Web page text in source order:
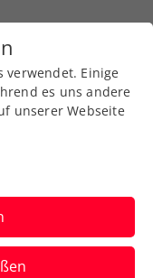
die
verwendet. Einige
es uns andere
unserer Webseite